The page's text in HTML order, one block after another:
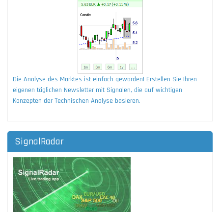
Die Analyse des Marktes ist einfach geworden! Erstellen Sie Ihren
eigenen täglichen Newsletter mit Signalen, die auf wichtigen
Konzepten der Technischen Analyse basieren.
SignalRadar